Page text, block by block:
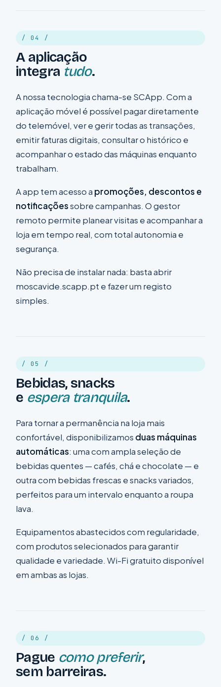
/ 04 /
A aplicação
integra tudo.
A nossa tecnologia chama-se SCApp. Com a
aplicação móvel é possível pagar diretamente
do telemóvel, ver e gerir todas as transações,
emitir faturas digitais, consultar o histórico e
acompanhar o estado das máquinas enquanto
trabalham.
A app tem acesso a promoções, descontos e
notificaçõessobre campanhas. O gestor
remoto permite planear visitas e acompanhar a
loja em tempo real, com total autonomia e
segurança.
Não precisa de instalar nada: basta abrir
moscavide.scapp.pt e fazer um registo
simples.
/ 05 /
Bebidas, snacks
e espera tranquila.
Para tornar a permanência na loja mais
confortável, disponibilizamos duas máquinas
automáticas: uma com ampla seleção de
bebidas quentes — cafés, chá e chocolate — e
outra com bebidas frescas e snacks variados,
perfeitos para um intervalo enquanto a roupa
lava.
Equipamentos abastecidos com regularidade,
com produtos selecionados para garantir
qualidade e variedade. Wi-Fi gratuito disponível
em ambas as lojas.
/ 06 /
Pague como preferir,
sem barreiras.